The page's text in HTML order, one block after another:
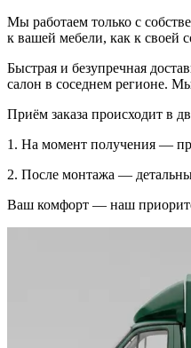
Мы работаем только с
к вашей мебели, как к своей
Быстрая и безупречная
салон в соседнем регионе.
Приём заказа происходит в
1. На момент получения —
2. После монтажа —
Ваш комфорт — наш